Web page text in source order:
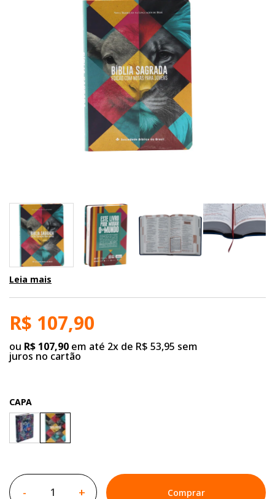
Leia mais
R$ 107,90
ou R$ 107,90 em até 2x de R$ 53,95 sem
juros no cartão
CAPA
- + Comprar